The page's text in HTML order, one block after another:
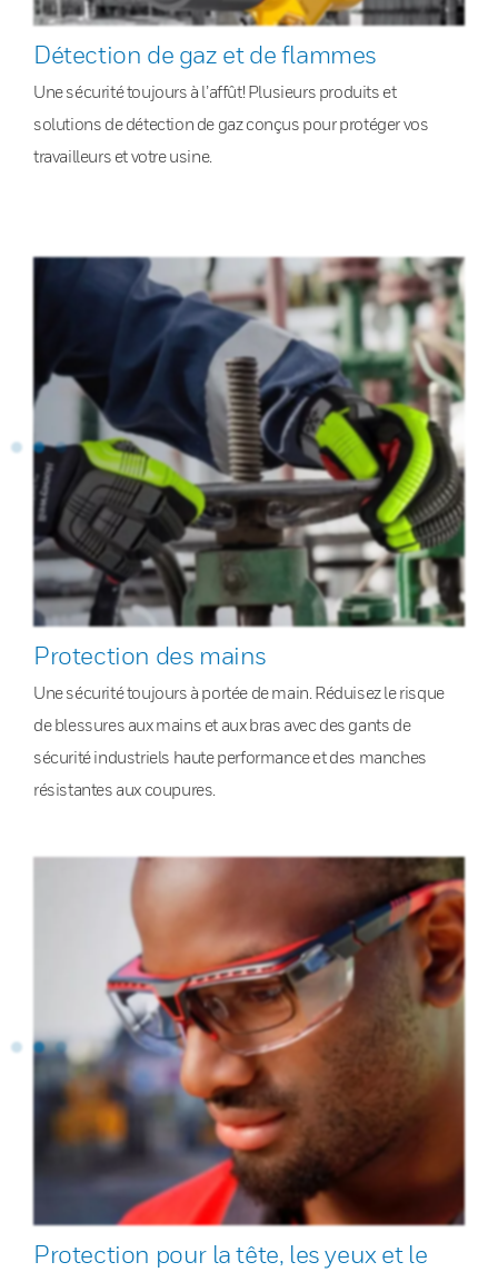
Détection de gaz et de flammes
Une sécurité toujours à l’affût! Plusieurs produits et
solutions de détection de gaz conçus pour protéger vos
travailleurs et votre usine.
Protection des mains
Une sécurité toujours à portée de main. Réduisez le risque
de blessures aux mains et aux bras avec des gants de
sécurité industriels haute performance et des manches
résistantes aux coupures.
Protection pour la tête, les yeux et le